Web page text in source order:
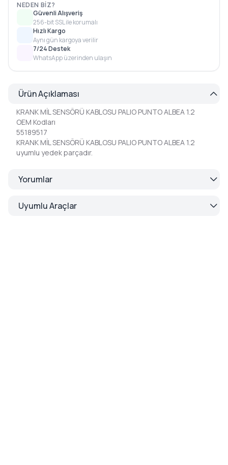
NEDEN BIZ?
Güvenli Alışveriş
256-bit SSL ile korumalı
Hızlı Kargo
Aynı gün kargoya verilir
7/24 Destek
WhatsApp üzerinden ulaşın
Ürün Açıklaması
KRANK MİL SENSÖRÜ KABLOSU PALIO PUNTO ALBEA 1.2
OEM Kodları
55189517
KRANK MİL SENSÖRÜ KABLOSU PALIO PUNTO ALBEA 1.2
uyumlu yedek parçadır.
Yorumlar
Uyumlu Araçlar